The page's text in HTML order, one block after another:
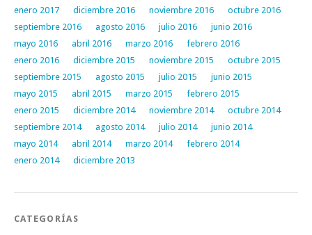
enero 2017
diciembre 2016 noviembre 2016
octubre 2016
septiembre 2016
agosto 2016 julio 2016
junio 2016
mayo 2016
abril 2016 marzo 2016
febrero 2016
enero 2016
diciembre 2015 noviembre 2015
octubre 2015
septiembre 2015
agosto 2015 julio 2015
junio 2015
mayo 2015
abril 2015 marzo 2015
febrero 2015
enero 2015
diciembre 2014 noviembre 2014
octubre 2014
septiembre 2014
agosto 2014 julio 2014
junio 2014
mayo 2014
abril 2014 marzo 2014
febrero 2014
enero 2014
diciembre 2013
CATEGORÍAS